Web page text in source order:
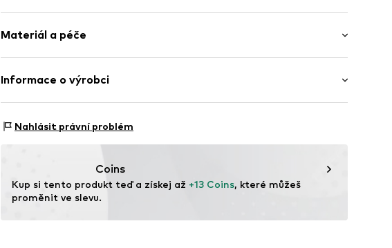
Celoplošný vzor
Klasický střih
Položka č. WEFdebz001000004
Materiál a péče
Materiál: 79% Polyamid - PA, 18% Polyester - PES, 3% Elastan
Informace o výrobci
Reactorweg 101
wecustomerservice@wefashion.com
Nahlásit právní problém
Coins
Kup si tento produkt teď a získej až +13 Coins, které můžeš
proměnit ve slevu.